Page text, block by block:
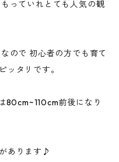
っていれとても人気の観
ので 初心者の方でも育て
ッタリです。
80cm~110cm前後になり
あります♪